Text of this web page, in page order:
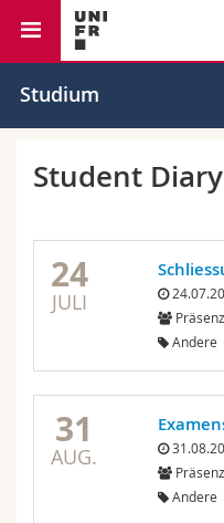
Universität
Forschung
Weiterbildung
Wirtschafts- und
Philosophische Fak.
Fak. für Erziehungs-
Math.-Nat. und Med.
Studieninteressierte
Medien
Forschende
Ressourcen
Personenverzeichnis
Ortsplan
Bibliotheken
Studium
Student Diary
24
JULI
Andere
31
AUG.
Andere